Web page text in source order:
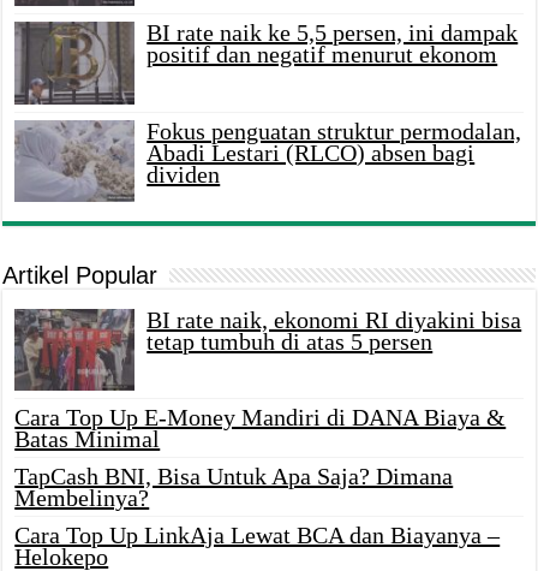
BI rate naik ke 5,5 persen, ini dampak
positif dan negatif menurut ekonom
Fokus penguatan struktur permodalan,
Abadi Lestari (RLCO) absen bagi
dividen
Artikel Popular
BI rate naik, ekonomi RI diyakini bisa
tetap tumbuh di atas 5 persen
Cara Top Up E-Money Mandiri di DANA Biaya &
Batas Minimal
TapCash BNI, Bisa Untuk Apa Saja? Dimana
Membelinya?
Cara Top Up LinkAja Lewat BCA dan Biayanya –
Helokepo